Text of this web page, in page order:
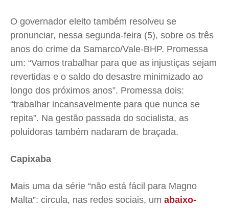
O governador eleito também resolveu se
pronunciar, nessa segunda-feira (5), sobre os três
anos do crime da Samarco/Vale-BHP. Promessa
um: “Vamos trabalhar para que as injustiças sejam
revertidas e o saldo do desastre minimizado ao
longo dos próximos anos”. Promessa dois:
“trabalhar incansavelmente para que nunca se
repita”. Na gestão passada do socialista, as
poluidoras também nadaram de braçada.
Capixaba
Mais uma da série “não está fácil para Magno
Malta”: circula, nas redes sociais, um abaixo-